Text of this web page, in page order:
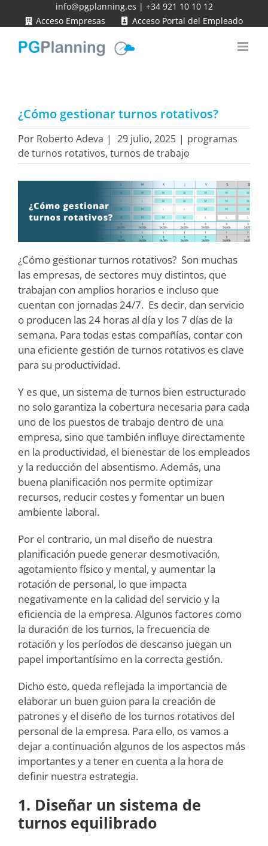
info@pgplanning.es | +34 921 10 10 12
Acceso Empresas
Acceso Portal del Empleado
¿Cómo gestionar turnos rotativos?
Por Roberto Adeva | 29 julio, 2025 | programas
de turnos rotativos, turnos de trabajo
¿Cómo gestionar turnos rotativos? Son muchas
las empresas, de sectores muy distintos, que
trabajan con amplios horarios e incluso que
cuentan con jornadas 24/7. Es decir, dan servicio
o producen las 24 horas al día y los 7 días de la
semana. Para todas estas compañías, contar con
una eficiente gestión de turnos rotativos es clave
para su productividad.
Y es que, un sistema de turnos bien estructurado
no solo garantiza la cobertura necesaria para cada
uno de los puestos de trabajo dentro de una
empresa, sino que también influye directamente
en la productividad, el bienestar de los empleados
y la reducción del absentismo. Además, una
buena planificación nos permite optimizar
recursos, reducir costes y fomentar un buen
ambiente laboral.
Por el contrario, un mal diseño de nuestra
planificación puede generar desmotivación,
agotamiento físico y mental, y aumentar la
rotación de personal, lo que impacta
negativamente en la calidad del servicio y la
eficiencia de la empresa. Algunos factores como
la duración de los turnos, la frecuencia de
rotación y los períodos de descanso juegan un
papel importantísimo en la correcta gestión.
Dicho esto, queda reflejada la importancia de
elaborar un buen guion para la creación de
patrones y el diseño de los turnos rotativos del
personal de la empresa. Para ello, os vamos a
dejar a continuación algunos de los aspectos más
importantes y a tener en cuenta a la hora de
definir nuestra estrategia.
1. Diseñar un sistema de
turnos equilibrado